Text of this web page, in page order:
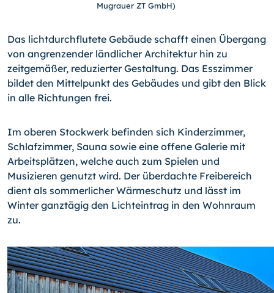
Mugrauer ZT GmbH)
Das lichtdurchflutete Gebäude schafft einen Übergang
von angrenzender ländlicher Architektur hin zu
zeitgemäßer, reduzierter Gestaltung. Das Esszimmer
bildet den Mittelpunkt des Gebäudes und gibt den Blick
in alle Richtungen frei.
Im oberen Stockwerk befinden sich Kinderzimmer,
Schlafzimmer, Sauna sowie eine offene Galerie mit
Arbeitsplätzen, welche auch zum Spielen und
Musizieren genutzt wird. Der überdachte Freibereich
dient als sommerlicher Wärmeschutz und lässt im
Winter ganztägig den Lichteintrag in den Wohnraum
zu.